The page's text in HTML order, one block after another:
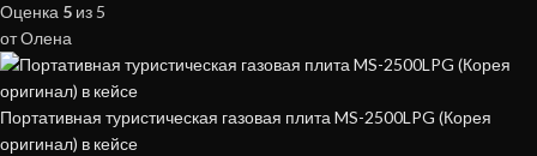
Оценка 5 из 5
от Олена
Портативная туристическая газовая плита MS-2500LPG (Корея
оригинал) в кейсе